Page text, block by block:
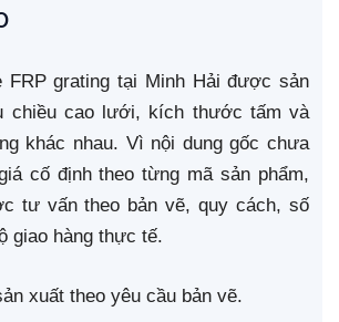
FRP grating tại Minh Hải được sản
chiều cao lưới, kích thước tấm và
khác nhau. Vì nội dung gốc chưa
cố định theo từng mã sản phẩm,
tư vấn theo bản vẽ, quy cách, số
giao hàng thực tế.
xuất theo yêu cầu bản vẽ.